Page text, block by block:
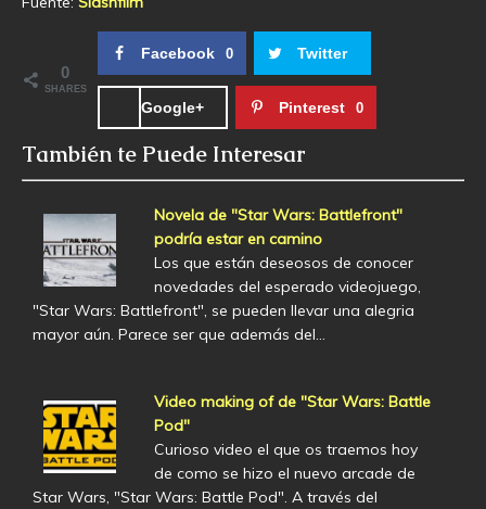
0
SHARES
Facebook 0 Twitter
Google+ Pinterest 0
También te Puede Interesar
Novela de "Star Wars: Battlefront"
podría estar en camino
Los que están deseosos de conocer
novedades del esperado videojuego,
"Star Wars: Battlefront", se pueden llevar una alegria
mayor aún. Parece ser que además del…
Video making of de "Star Wars: Battle
Pod"
Curioso video el que os traemos hoy
de como se hizo el nuevo arcade de
Star Wars, "Star Wars: Battle Pod". A través del